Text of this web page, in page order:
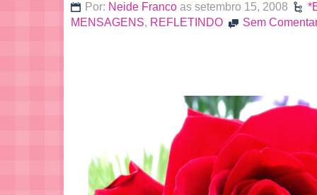
Por: Neide Franco as setembro 15, 2008
MENSAGENS, REFLETINDO Sem